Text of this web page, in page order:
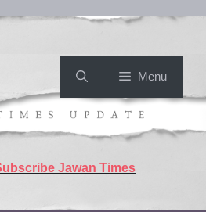
Menu
Jawan Times